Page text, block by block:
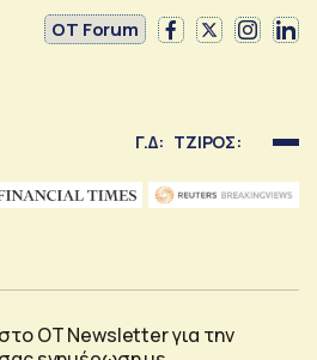
OT Forum
Γ.Δ: ΤΖΙΡΟΣ:
OT Newsletter για την